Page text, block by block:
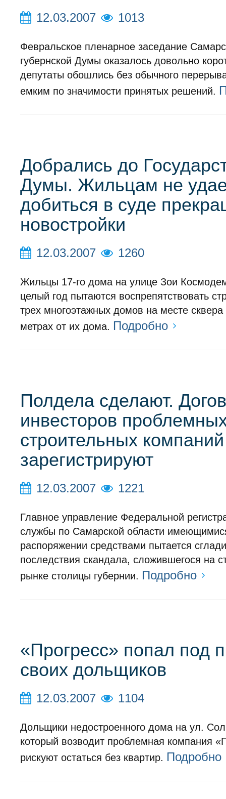
12.03.2007 1013
Февральское пленарное заседание
губернской Думы оказалось довольно
депутаты обошлись без обычного
емким по значимости принятых решений.
Добрались до
Думы. Жильцам не
добиться в суде
новостройки
12.03.2007 1260
Жильцы 17-го дома на улице Зои
целый год пытаются воспрепятствовать
трех многоэтажных домов на месте сквера
метрах от их дома. Подробно
Полдела сделают.
инвесторов
строительных компаний
зарегистрируют
12.03.2007 1221
Главное управление Федеральной
службы по Самарской области
распоряжении средствами пытается
последствия скандала, сложившегося на
рынке столицы губернии. Подробно
«Прогресс» попал под
cвоих дольщиков
12.03.2007 1104
Дольщики недостроенного дома на ул.
который возводит проблемная компания
рискуют остаться без квартир. Подробно